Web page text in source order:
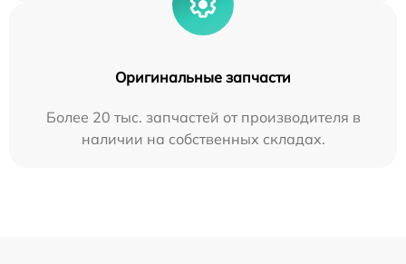
Оригинальные запчасти
Более 20 тыс. запчастей от производителя в
наличии на собственных складах.